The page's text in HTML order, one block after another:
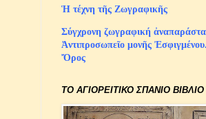
Ἡ τέχνη τῆς Ζωγραφικῆς
Σύγχρονη ζωγραφική
Ἀντιπροσωπεῖο μονῆς
Ὄρος
ΤΟ ΑΓΙΟΡΕΙΤΙΚΟ ΣΠΑΝΙΟ